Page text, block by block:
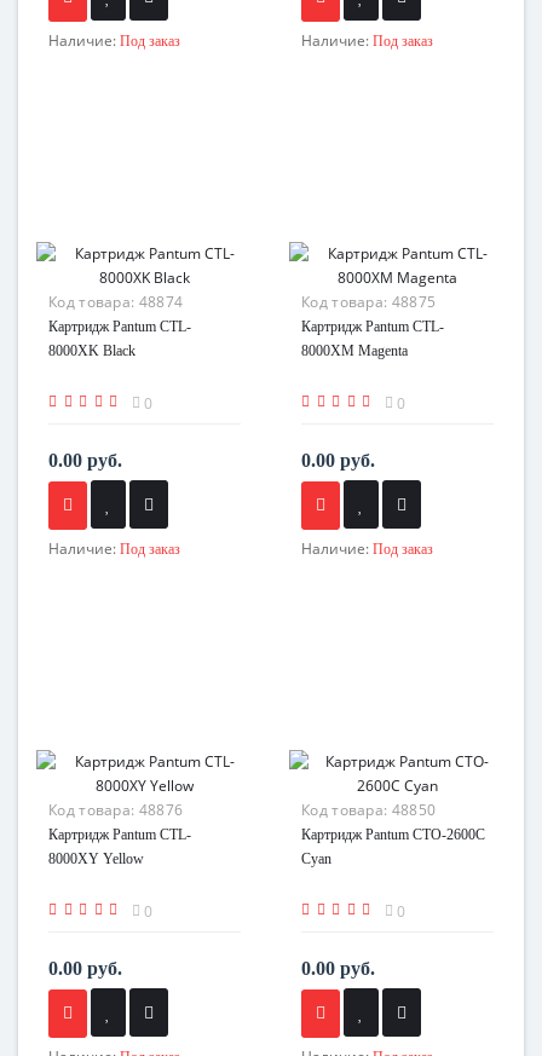
Наличие: Под заказ Наличие: Под заказ
Код товара: 48874
Картридж Pantum CTL-
8000XK Black
0
0.00 руб.
Наличие: Под заказ
Код товара: 48875
Картридж Pantum CTL-
8000XM Magenta
0
0.00 руб.
Наличие: Под заказ
Код товара: 48876
Картридж Pantum CTL-
8000XY Yellow
0
0.00 руб.
Код товара: 48850
Картридж Pantum CTO-2600C
Cyan
0
0.00 руб.